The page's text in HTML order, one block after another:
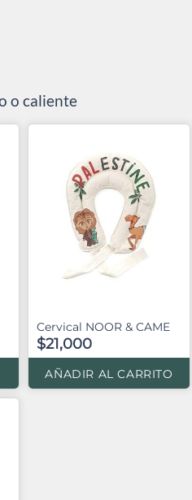
o caliente
Cervical NOOR & CAME
$21,000
AÑADIR AL CARRITO